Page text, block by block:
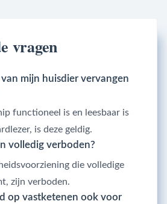
vragen
mijn huisdier vervangen
functioneel is en leesbaar is
is deze geldig.
volledig verboden?
die volledige
zijn verboden.
op vastketenen ook voor